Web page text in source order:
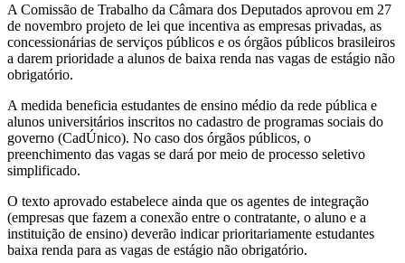
A Comissão de Trabalho da Câmara dos Deputados aprovou em 27
de novembro projeto de lei que incentiva as empresas privadas, as
concessionárias de serviços públicos e os órgãos públicos brasileiros
a darem prioridade a alunos de baixa renda nas vagas de estágio não
obrigatório.
A medida beneficia estudantes de ensino médio da rede pública e
alunos universitários inscritos no cadastro de programas sociais do
governo (CadÚnico). No caso dos órgãos públicos, o
preenchimento das vagas se dará por meio de processo seletivo
simplificado.
O texto aprovado estabelece ainda que os agentes de integração
(empresas que fazem a conexão entre o contratante, o aluno e a
instituição de ensino) deverão indicar prioritariamente estudantes
baixa renda para as vagas de estágio não obrigatório.